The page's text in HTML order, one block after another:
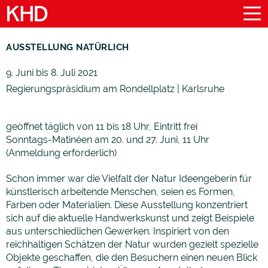
AUSSTELLUNG NATÜRLICH
9. Juni bis 8. Juli 2021
Regierungspräsidium am Rondellplatz | Karlsruhe
geöffnet täglich von 11 bis 18 Uhr, Eintritt frei
Sonntags-Matinéen am 20. und 27. Juni, 11 Uhr
(Anmeldung erforderlich)
Schon immer war die Vielfalt der Natur Ideengeberin für
künstlerisch arbeitende Menschen, seien es Formen,
Farben oder Materialien. Diese Ausstellung konzentriert
sich auf die aktuelle Handwerkskunst und zeigt Beispiele
aus unterschiedlichen Gewerken. Inspiriert von den
reichhaltigen Schätzen der Natur wurden gezielt spezielle
Objekte geschaffen, die den Besuchern einen neuen Blick